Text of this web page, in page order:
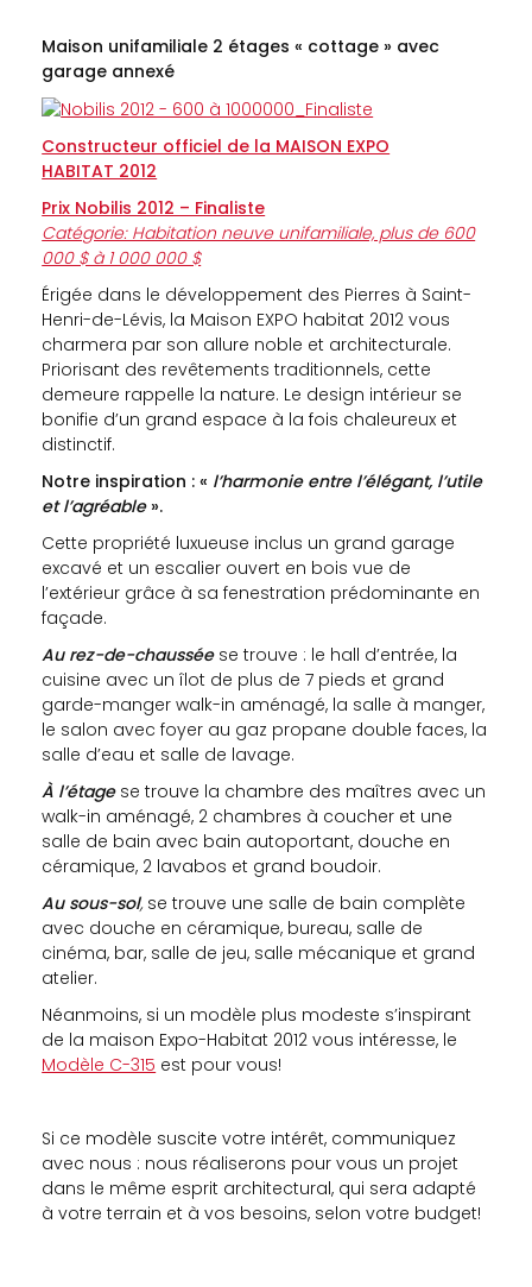
Maison unifamiliale 2 étages « cottage » avec
garage annexé
Constructeur officiel de la MAISON EXPO
HABITAT 2012
Prix Nobilis 2012 – Finaliste
Catégorie: Habitation neuve unifamiliale, plus de 600
000 $ à 1 000 000 $
Érigée dans le développement des Pierres à Saint-
Henri-de-Lévis, la Maison EXPO habitat 2012 vous
charmera par son allure noble et architecturale.
Priorisant des revêtements traditionnels, cette
demeure rappelle la nature. Le design intérieur se
bonifie d’un grand espace à la fois chaleureux et
distinctif.
Notre inspiration : « l’harmonie entre l’élégant, l’utile
et l’agréable».
Cette propriété luxueuse inclus un grand garage
excavé et un escalier ouvert en bois vue de
l’extérieur grâce à sa fenestration prédominante en
façade.
Au rez-de-chausséese trouve : le hall d’entrée, la
cuisine avec un îlot de plus de 7 pieds et grand
garde-manger walk-in aménagé, la salle à manger,
le salon avec foyer au gaz propane double faces, la
salle d’eau et salle de lavage.
À l’étagese trouve la chambre des maîtres avec un
walk-in aménagé, 2 chambres à coucher et une
salle de bain avec bain autoportant, douche en
céramique, 2 lavabos et grand boudoir.
Au sous-sol,se trouve une salle de bain complète
avec douche en céramique, bureau, salle de
cinéma, bar, salle de jeu, salle mécanique et grand
atelier.
Néanmoins, si un modèle plus modeste s’inspirant
de la maison Expo-Habitat 2012 vous intéresse, le
Modèle C-315 est pour vous!
Si ce modèle suscite votre intérêt, communiquez
avec nous : nous réaliserons pour vous un projet
dans le même esprit architectural, qui sera adapté
à votre terrain et à vos besoins, selon votre budget!